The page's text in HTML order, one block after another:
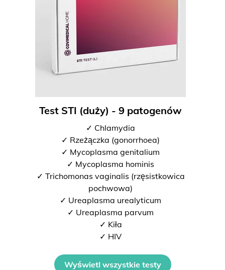
Test STI (duży) - 9 patogenów
✓ Chlamydia
✓ Rzeżączka (gonorrhoea)
✓ Mycoplasma genitalium
✓ Mycoplasma hominis
✓ Trichomonas vaginalis (rzęsistkowica
pochwowa)
✓ Ureaplasma urealyticum
✓ Ureaplasma parvum
✓ Kiła
✓ HIV
Wyświetl wszystkie testy